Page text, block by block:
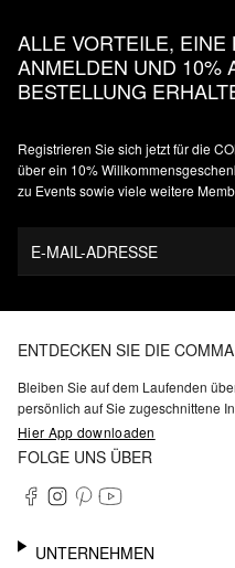
ALLE VORTEILE, EINE
ANMELDEN UND 10%
BESTELLUNG
Registrieren Sie sich jetzt für die
über ein 10%
zu Events sowie viele weitere
E-MAIL-ADRESSE
ENTDECKEN SIE DIE
Bleiben Sie auf dem Laufenden
persönlich auf Sie zugeschnittene
Hier App downloaden
FOLGE UNS ÜBER
UNTERNEHMEN